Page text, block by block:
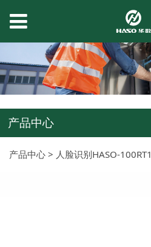
产品中心
产品中心 > 人脸识别HASO-100RT1